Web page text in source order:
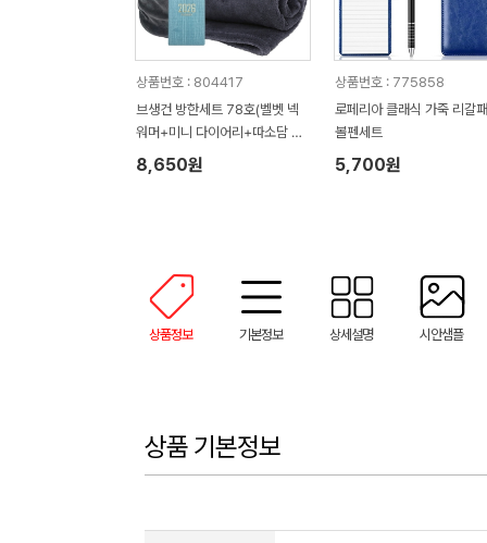
상품번호 : 804417
브생건 방한세트 78호(벨벳 넥
워머+미니 다이어리+따소담 무
릎담요)
8,650원
상품번호 : 775858
로페리아 클래식 가죽 리갈
볼펜세트
5,700원
상품정보 기본정보 상세설명 시안샘플
상품 기본정보